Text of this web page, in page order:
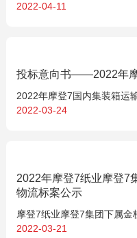
2022-04-11
投标意向书——2022年
2022年摩登7国内集装箱运
2022-03-24
2022年摩登7纸业摩登7
物流标案公示
摩登7纸业摩登7集团下属
2022-03-21